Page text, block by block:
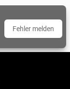
Fehler melden